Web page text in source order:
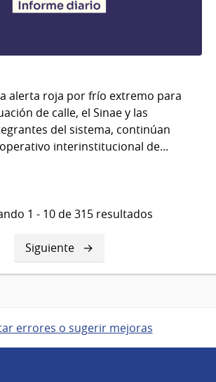
alerta roja por frío extremo para
de calle, el Sinae y las
del sistema, continúan
interinstitucional de...
1 - 10 de 315 resultados
Siguiente
página
Siguiente
errores o sugerir mejoras